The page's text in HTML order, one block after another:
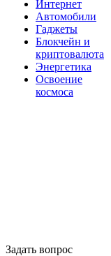
Интернет
Автомобили
Гаджеты
Блокчейн и
криптовалюта
Энергетика
Освоение
космоса
Задать вопрос